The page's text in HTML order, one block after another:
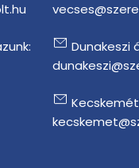
Dunakeszi